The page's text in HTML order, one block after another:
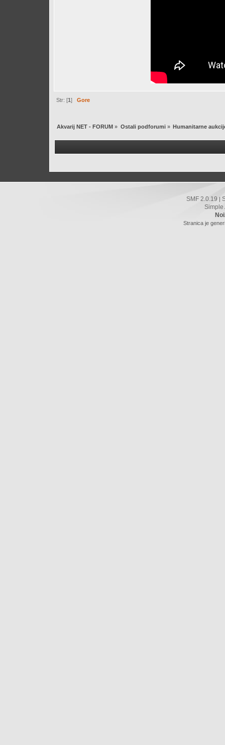
Str: [1]Gore
Akvarij NET - FORUM » Ostali podforumi» Humanitarne
SMF 2.0.19
Simple
Stranica je